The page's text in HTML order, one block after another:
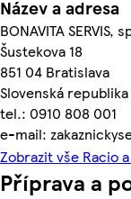
Název a adresa
BONAVITA SERVIS,
Šustekova 18
851 04 Bratislava
Slovenská republika
tel.: 0910 808 001
e-mail:
Zobrazit vše Racio
Příprava a